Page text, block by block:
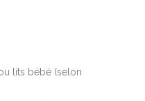
lits bébé (selon